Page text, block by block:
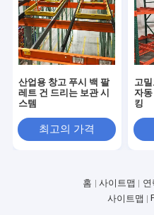
산업용 창고 푸시 백 팔
레트 건 드리는 보관 시
스템
최고의 가격
고
자동
킹
홈 사이트맵 연
사이트맵